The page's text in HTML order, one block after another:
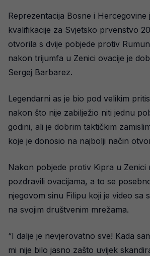
Reprezentacija Bosne i Hercegovine
kvalifikacije za Svjetsko prvenstvo
otvorila s dvije pobjede protiv
nakon trijumfa u Zenici ovacije je
Sergej Barbarez.
Legendarni as je bio pod velikim
nakon što nije zabilježio niti jednu
godini, ali je dobrim taktičkim
koje je donosio na najbolji način
Nakon pobjede protiv Kipra u Zenici
pozdravili ovacijama, a to se
njegovom sinu Filipu koji je video sa
na svojim društvenim mrežama.
“I dalje je nevjerovatno sve! Kada
mi nije bilo jasno zašto uvijek